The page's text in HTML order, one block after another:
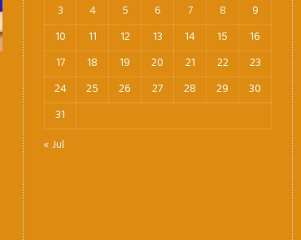
3
4 5 6 7 8
9
10
11 12 13 14 15
16
17
18 19 20 21 22
23
24
25 26 27 28 29
30
31
« Jul